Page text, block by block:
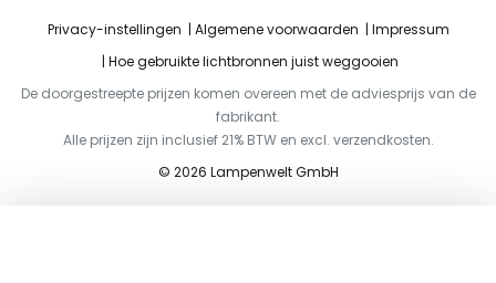
Privacy-instellingen Algemene voorwaarden
Impressum
Hoe gebruikte lichtbronnen juist weggooien
De doorgestreepte prijzen komen overeen met de adviesprijs van de
fabrikant.
Alle prijzen zijn inclusief 21% BTW en excl. verzendkosten.
© 2026 Lampenwelt GmbH